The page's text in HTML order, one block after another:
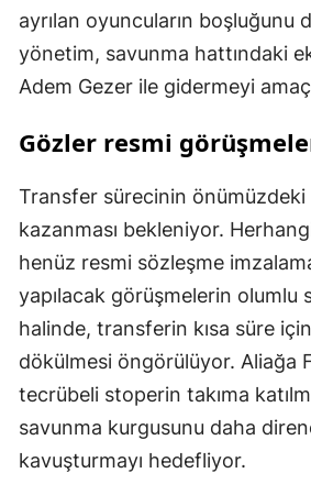
ayrılan oyuncuların boşluğunu
yönetim, savunma hattındaki
Adem Gezer ile gidermeyi
Gözler resmi
Transfer sürecinin
kazanması bekleniyor.
henüz resmi sözleşme
yapılacak görüşmelerin olumlu
halinde, transferin kısa süre
dökülmesi öngörülüyor. Aliağa
tecrübeli stoperin takıma
savunma kurgusunu daha
kavuşturmayı hedefliyor.